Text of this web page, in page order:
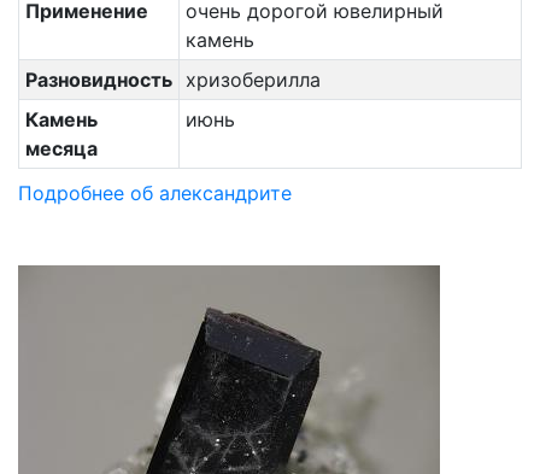
Применение
очень дорогой ювелирный
камень
Разновидность
хризоберилла
Камень
месяца
июнь
Подробнее об александрите